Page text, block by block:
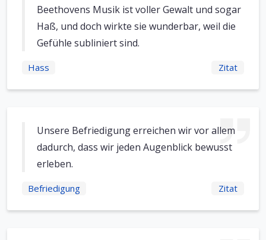
Beethovens Musik ist voller Gewalt und sogar
Haß, und doch wirkte sie wunderbar, weil die
Gefühle subliniert sind.
Hass Zitat
Unsere Befriedigung erreichen wir vor allem
dadurch, dass wir jeden Augenblick bewusst
erleben.
Befriedigung Zitat